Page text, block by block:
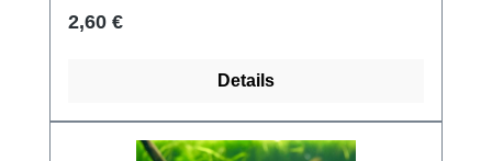
Regulärer Preis:
2,60 €
Details